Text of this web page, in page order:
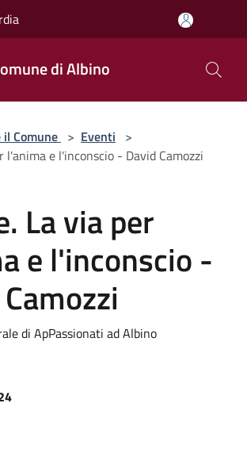
di Albino
Comune > Eventi >
l'anima e l'inconscio - David Camozzi
La via per
e l'inconscio -
di ApPassionati ad Albino